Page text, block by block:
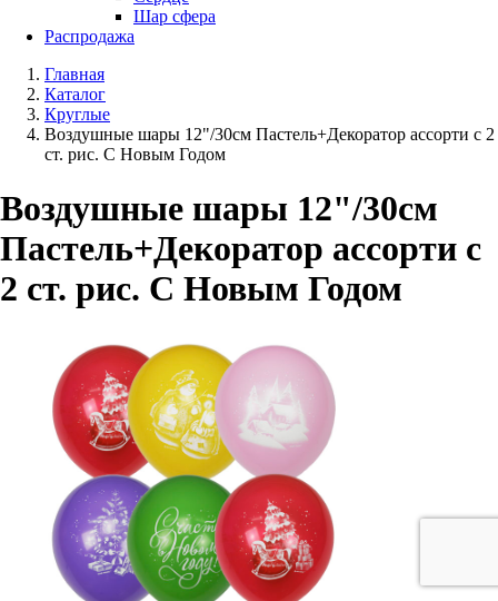
Шар сфера
Распродажа
Главная
Каталог
Круглые
Воздушные шары 12"/30см Пастель+Декоратор ассорти с 2
ст. рис. С Новым Годом
Воздушные шары 12"/30см
Пастель+Декоратор ассорти с
2 ст. рис. С Новым Годом